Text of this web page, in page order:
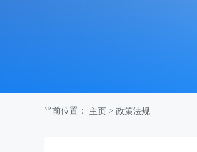
当前位置： 主页 > 政策法规